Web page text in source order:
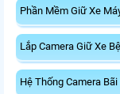
Phần Mềm Giữ Xe
Lắp Camera Giữ Xe
Hệ Thống Camera